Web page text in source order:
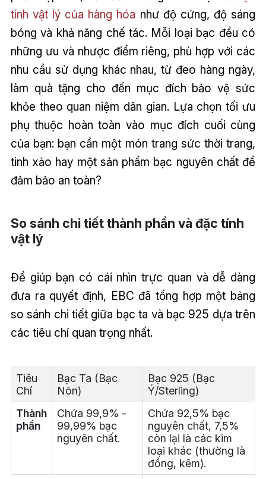
tính vật lý của hàng hóa như độ cứng, độ sáng
bóng và khả năng chế tác. Mỗi loại bạc đều có
những ưu và nhược điểm riêng, phù hợp với các
nhu cầu sử dụng khác nhau, từ đeo hàng ngày,
làm quà tặng cho đến mục đích bảo vệ sức
khỏe theo quan niệm dân gian. Lựa chọn tối ưu
phụ thuộc hoàn toàn vào mục đích cuối cùng
của bạn: bạn cần một món trang sức thời trang,
tinh xảo hay một sản phẩm bạc nguyên chất để
đảm bảo an toàn?
So sánh chi tiết thành phần và đặc tính
vật lý
Để giúp bạn có cái nhìn trực quan và dễ dàng
đưa ra quyết định, EBC đã tổng hợp một bảng
so sánh chi tiết giữa bạc ta và bạc 925 dựa trên
các tiêu chí quan trọng nhất.
Tiêu
Chí
Bạc Ta (Bạc
Nõn)
Bạc 925 (Bạc
Ý/Sterling)
Thành
phần
Chứa 99,9% -
99,99% bạc
nguyên chất.
Chứa 92,5% bạc
nguyên chất, 7,5%
còn lại là các kim
loại khác (thường là
đồng, kẽm).